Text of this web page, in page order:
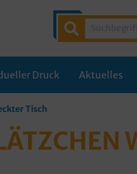
Druck Aktuelles
Tisch